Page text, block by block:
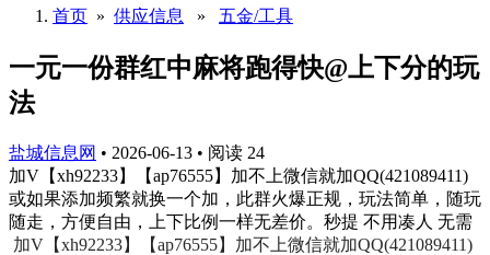
首页 » 供应信息 » 五金/工具
一元一份群红中麻将跑得快@上下分的玩
法
盐城信息网 • 2026-06-13 • 阅读 24
加V【xh92233】【ap76555】加不上微信就加QQ(421089411)
或如果添加频繁就换一个加，此群火爆正规，玩法简单，随玩
随走，方便自由，上下比例一样无差价。秒提 不用凑人 无需
加V【xh92233】【ap76555】加不上微信就加QQ(421089411)